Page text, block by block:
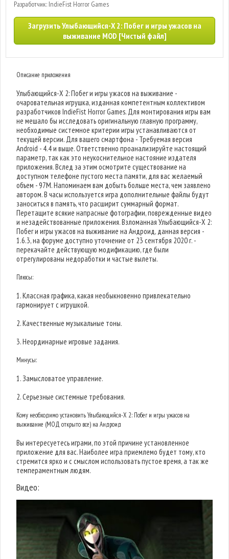
Разработчик: IndieFist Horror Games
Загрузить Улыбающийся-X 2: Побег и игры ужасов на
выживание MOD [Чистый файл]
Описание приложения
Улыбающийся-X 2: Побег и игры ужасов на выживание -
очаровательная игрушка, изданная компетентным коллективом
разработчиков IndieFist Horror Games. Для монтирования игры вам
не мешало бы исследовать оригинальную главную программу,
необходимые системное критерии игры устанавливаются от
текущей версии. Для вашего смартфона - Требуемая версия
Android - 4.4 и выше. Ответственно проанализируйте настоящий
параметр, так как это неукоснительное настояние издателя
приложения. Вслед за этим осмотрите существование на
доступном телефоне пустого места памяти, для вас желаемый
объем - 97M. Напоминаем вам добыть больше места, чем заявлено
автором. В часы используется игра дополнительные файлы будут
заноситься в память, что расширит суммарный формат.
Перетащите всякие напрасные фотографии, поврежденные видео
и незадействованные приложения. Взломанная Улыбающийся-X 2:
Побег и игры ужасов на выживание на Андроид, данная версия -
1.6.3, на форуме доступно уточнение от 23 сентября 2020 г. -
перекачайте действующую модификацию, где были
отрегулированы недоработки и частые вылеты.
Плюсы:
1. Классная графика, какая необыкновенно привлекательно
гармонирует с игрушкой.
2. Качественные музыкальные тоны.
3. Неординарные игровые задания.
Минусы:
1. Замысловатое управление.
2. Серьезные системные требования.
Кому необходимо установить Улыбающийся-X 2: Побег и игры ужасов на
выживание (МОД открыто все) на Андроид
Вы интересуетесь играми, по этой причине установленное
приложение для вас. Наиболее игра приемлемо будет тому, кто
стремится ярко и с смыслом использовать пустое время, а так же
темпераментным людям.
Видео: